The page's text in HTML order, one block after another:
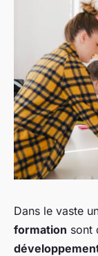
Dans le vaste
formation sont